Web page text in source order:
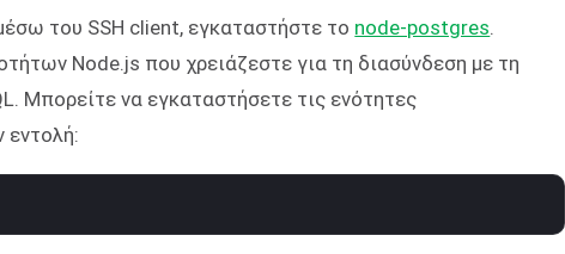
του SSH client, εγκαταστήστε το node-postgres
Node.js που χρειάζεστε για τη διασύνδεση με τη
Μπορείτε να εγκαταστήσετε τις ενότητες
εντολή: